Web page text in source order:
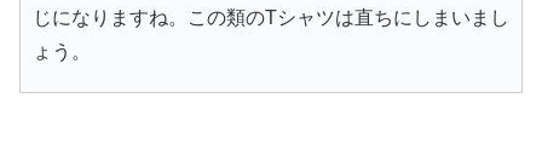
じになりますね。この類のTシャツは直ちにしまいまし
ょう。